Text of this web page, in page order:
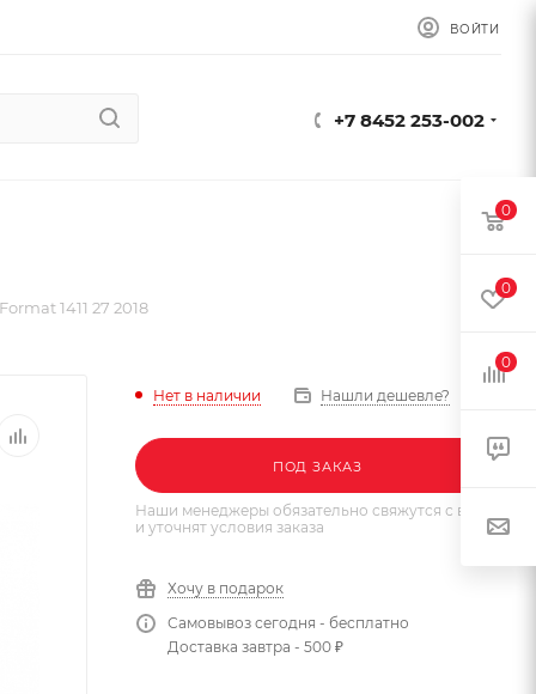
ВОЙТИ
+7 8452 253-002
1411 27 2018
Нет в наличии Нашли дешевле?
ПОД ЗАКАЗ
Наши менеджеры обязательно свяжутся с вами
и уточнят условия заказа
Хочу в подарок
Самовывоз сегодня - бесплатно
Доставка завтра - 500 ₽
0
0
0